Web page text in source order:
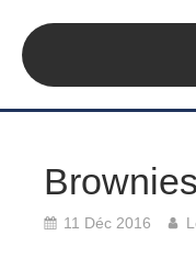
11 Déc 2016